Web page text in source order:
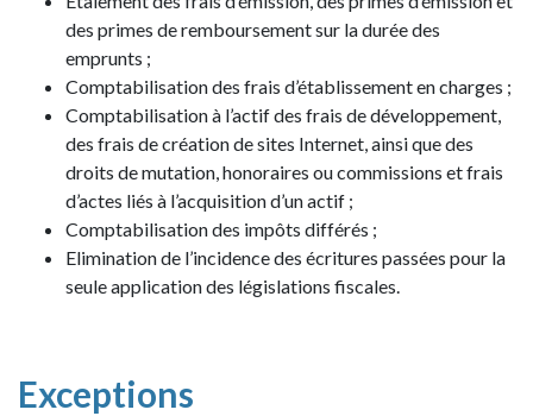
des primes de remboursement sur la durée des
emprunts ;
Comptabilisation des frais d’établissement en charges ;
Comptabilisation à l’actif des frais de développement,
des frais de création de sites Internet, ainsi que des
droits de mutation, honoraires ou commissions et frais
d’actes liés à l’acquisition d’un actif ;
Comptabilisation des impôts différés ;
Elimination de l’incidence des écritures passées pour la
seule application des législations fiscales.
Exceptions